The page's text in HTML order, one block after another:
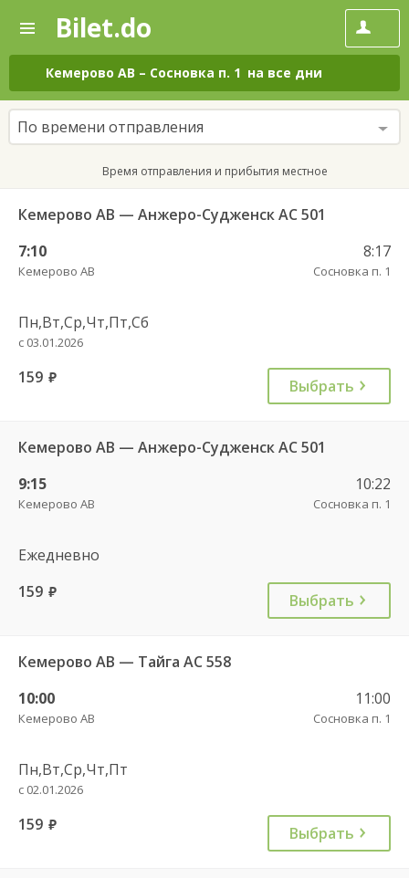
—
Поиск
и
покупка
билетов
на
автобус
онлайн
Bilet.do
Кемерово АВ – Сосновка п. 1 на все дни
По времени отправления
Время отправления и прибытия местное
Кемерово АВ — Анжеро-Судженск АС 501
7:10
Кемерово АВ
8:17
Сосновка п. 1
Пн,Вт,Ср,Чт,Пт,Сб
с 03.01.2026
159 руб. Выбрать
Кемерово АВ — Анжеро-Судженск АС 501
9:15
Кемерово АВ
10:22
Сосновка п. 1
Ежедневно
159 руб. Выбрать
Кемерово АВ — Тайга АС 558
10:00
Кемерово АВ
11:00
Сосновка п. 1
Пн,Вт,Ср,Чт,Пт
с 02.01.2026
159 руб. Выбрать